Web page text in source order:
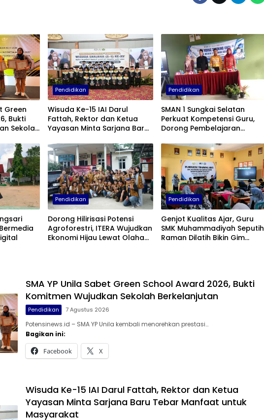
Green
Bukti
Sekolah
Pendidikan
Wisuda Ke-15 IAI Darul
Fattah, Rektor dan Ketua
Yayasan Minta Sarjana Baru
Masyarakat
Pendidikan
SMAN 1 Sungkai Selatan
Perkuat Kompetensi Guru,
Dorong Pembelajaran
Digital
Pendidikan
Dorong Hilirisasi Potensi
Agroforestri, ITERA Wujudkan
Ekonomi Hijau Lewat Olahan
Pendidikan
Genjot Kualitas Ajar, Guru
SMK Muhammadiyah Seputih
Raman Dilatih Bikin Gim
SMA YP Unila Sabet Green School Award 2026, Bukti
Komitmen Wujudkan Sekolah Berkelanjutan
Pendidikan 7 Agustus 2026
Potensinews.id – SMA YP Unila kembali menorehkan prestasi…
Bagikan ini:
Facebook X
Wisuda Ke-15 IAI Darul Fattah, Rektor dan Ketua
Yayasan Minta Sarjana Baru Tebar Manfaat untuk
Masyarakat